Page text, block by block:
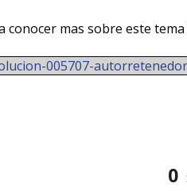
conocer mas sobre este
005707-autorretenedor
0